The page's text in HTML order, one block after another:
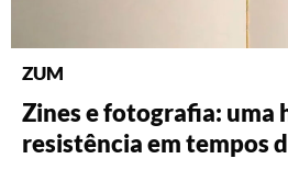
ZUM
Zines e fotografia: uma
resistência em tempos
DISCOGRAFIA BRASILEIRA
Do Pajeú a Hollywood:
Moacir Santos, por
RÁDIO BATUTA
Ney ao vivo, muito vivo,
Fernando Vianna